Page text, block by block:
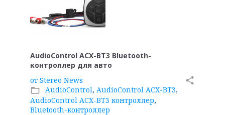
AudioControl ACX-BT3 Bluetooth-
контроллер для авто
от Stereo News
folder_open AudioControl, AudioControl ACX-BT3,
AudioControl ACX-BT3 контроллер,
Bluetooth-контроллер
share